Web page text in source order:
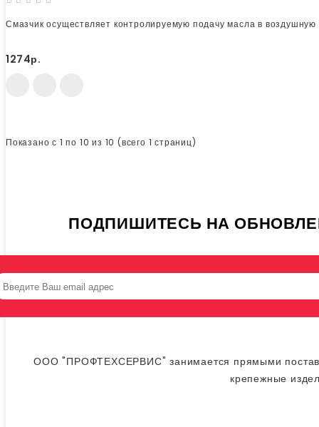
Смазчик осуществляет контролируемую подачу масла в
1274р.
Показано с 1 по 10 из 10 (всего 1 страниц)
ПОДПИШИТЕСЬ НА
ООО "ПРОФТЕХСЕРВИС" занимается прямыми
крепежные